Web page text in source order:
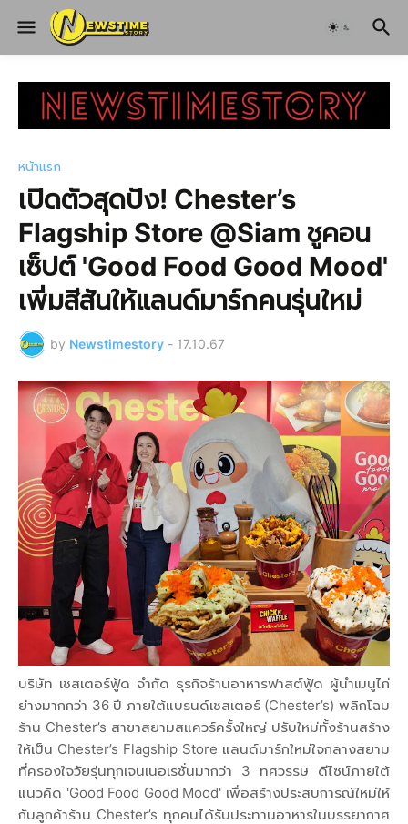
หน้าแรก
เปิดตัวสุดปัง! Chester’s
Flagship Store @Siam ชูคอน
เซ็ปต์ 'Good Food Good Mood'
เพิ่มสีสันให้แลนด์มาร์กคนรุ่นใหม่
by Newstimestory - 17.10.67
บริษัท เชสเตอร์ฟู้ด จำกัด ธุรกิจร้านอาหารฟาสต์ฟู้ด ผู้นำเมนูไก่
ย่างมากกว่า 36 ปี ภายใต้แบรนด์เชสเตอร์ (Chester’s) พลิกโฉม
ร้าน Chester’s สาขาสยามสแควร์ครั้งใหญ่ ปรับใหม่ทั้งร้านสร้าง
ให้เป็น Chester’s Flagship Store แลนด์มาร์กใหม่ใจกลางสยาม
ที่ครองใจวัยรุ่นทุกเจนเนอเรชั่นมากว่า 3 ทศวรรษ ดีไซน์ภายใต้
แนวคิด 'Good Food Good Mood' เพื่อสร้างประสบการณ์ใหม่ให้
กับลูกค้าร้าน Chester’s ทุกคนได้รับประทานอาหารในบรรยากาศ